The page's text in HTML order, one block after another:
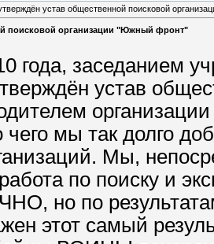
устав общественной поисковой
поисковой организации "Южный фронт"
года, заседанием
устав
мы так долго
Мы,
по поиску и
но по
этот самый